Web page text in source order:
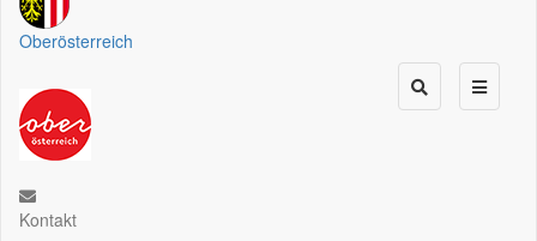
Oberösterreich
Kontakt